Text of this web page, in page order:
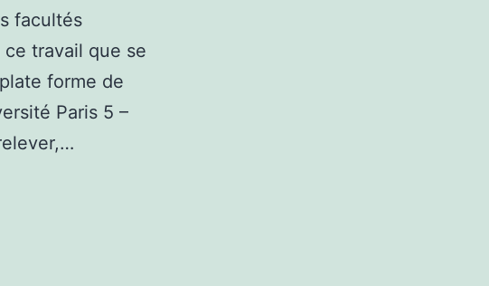
facultés
travail que se
forme de
Paris 5 –